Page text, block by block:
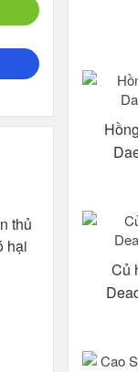
thủ
hại
Củ